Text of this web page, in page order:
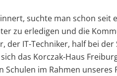
suchte man schon
zu erledigen und die
der IT-Techniker, half bei
das Korczak-Haus
Schulen im Rahmen